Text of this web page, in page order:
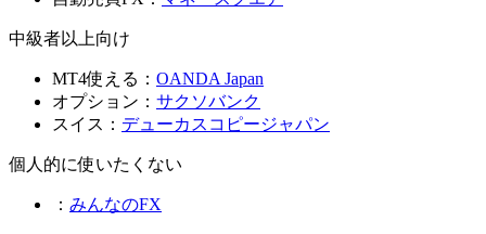
中級者以上向け
MT4使える： OANDA Japan
オプション： サクソバンク
スイス： デューカスコピージャパン
個人的に使いたくない
： みんなのFX